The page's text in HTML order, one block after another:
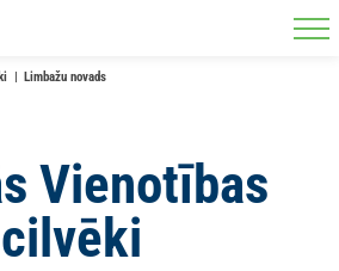
Limbažu novads
Vienotības
cilvēki